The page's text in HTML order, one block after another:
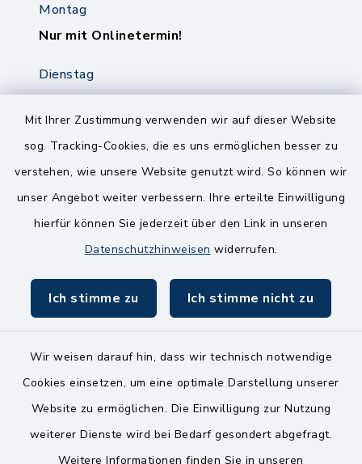
Mit Ihrer Zustimmung verwenden wir auf dieser Website
sog. Tracking-Cookies, die es uns ermöglichen besser zu
verstehen, wie unsere Website genutzt wird. So können wir
unser Angebot weiter verbessern. Ihre erteilte Einwilligung
hierfür können Sie jederzeit über den Link in unseren
Datenschutzhinweisen widerrufen.
Ich stimme zu Ich stimme nicht zu
Wir weisen darauf hin, dass wir technisch notwendige
Cookies einsetzen, um eine optimale Darstellung unserer
Website zu ermöglichen. Die Einwilligung zur Nutzung
weiterer Dienste wird bei Bedarf gesondert abgefragt.
Weitere Informationen finden Sie in unseren
Montag
Nur mit Onlinetermin!
Dienstag
8.00-12.00 Uhr
14.00-18.00 Uhr
Freitag
8.00-11.00 Uhr
Kontakt